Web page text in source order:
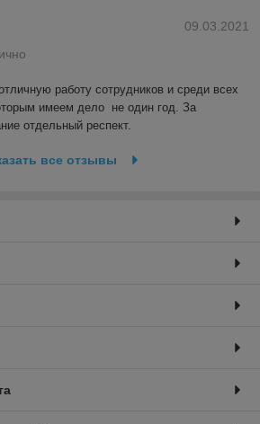
09.03.2021
работу сотрудников и среди всех
имеем дело  не один год. За
отдельный респект.
все отзывы